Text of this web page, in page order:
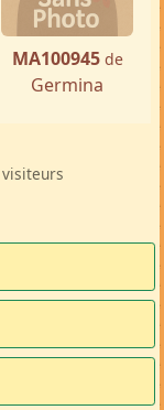
MA100945 de
Germina
visiteurs